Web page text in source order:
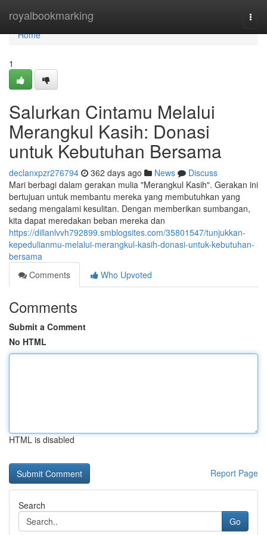
royalbookmarking
Home
Home
1
Salurkan Cintamu Melalui
Merangkul Kasih: Donasi
untuk Kebutuhan Bersama
declanxpzr276794 362 days ago News
Discuss
Mari berbagi dalam gerakan mulia "Merangkul Kasih". Gerakan ini
bertujuan untuk membantu mereka yang membutuhkan yang
sedang mengalami kesulitan. Dengan memberikan sumbangan,
kita dapat meredakan beban mereka dan
https://dillanlvvh792899.smblogsites.com/35801547/tunjukkan-
kepedulianmu-melalui-merangkul-kasih-donasi-untuk-kebutuhan-
bersama
Comments
Who Upvoted
Comments
Submit a Comment
No HTML
HTML is disabled
Report Page
Search
Go